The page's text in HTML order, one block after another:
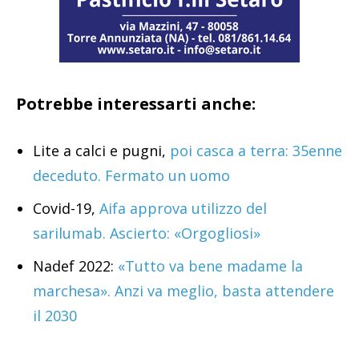
Potrebbe interessarti anche:
Lite a calci e pugni, poi casca a terra: 35enne
deceduto. Fermato un uomo
Covid-19, Aifa approva utilizzo del
sarilumab. Ascierto: «Orgogliosi»
Nadef 2022: «Tutto va bene madame la
marchesa». Anzi va meglio, basta attendere
il 2030